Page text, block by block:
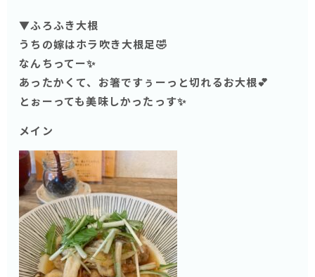
▼ふろふき大根
うちの嫁はホラ吹き大根足🤣
なんちってー✨
あったかくて、お箸ですぅーっと切れるお大根💕
とぉーっても美味しかったっす✨
メイン